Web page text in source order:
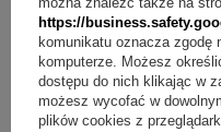
Obrazek
Grawerunek
Opakowanie producenta
O co pytają najczęściej?
https://
komunikatu oznacza zgodę
komputerze. Możesz
dostępu do nich klikając w
możesz wycofać w
plików cookies z